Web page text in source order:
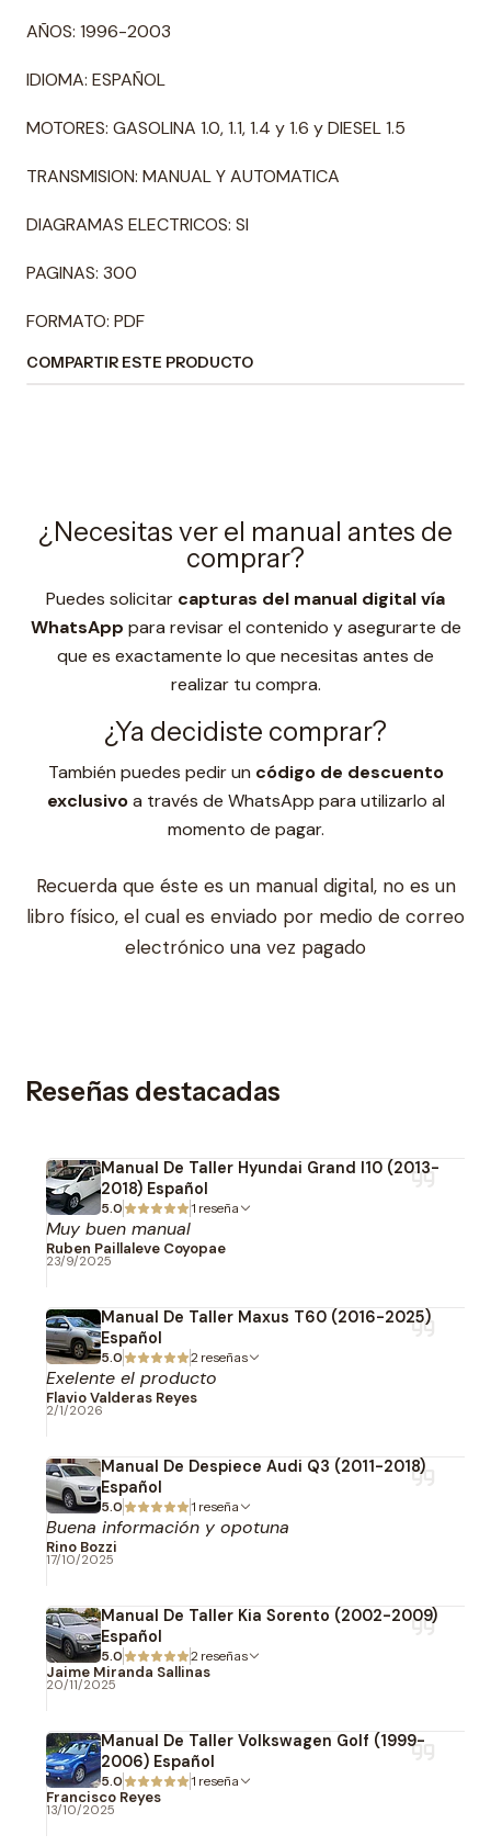
AÑOS: 1996-2003
IDIOMA: ESPAÑOL
MOTORES: GASOLINA 1.0, 1.1, 1.4 y 1.6 y DIESEL 1.5
TRANSMISION: MANUAL Y AUTOMATICA
DIAGRAMAS ELECTRICOS: SI
PAGINAS: 300
FORMATO: PDF
COMPARTIR ESTE PRODUCTO
¿Necesitas ver el manual antes de
comprar?
Puedes solicitar capturas del manual digital vía
WhatsApp para revisar el contenido y asegurarte de
que es exactamente lo que necesitas antes de
realizar tu compra.
¿Ya decidiste comprar?
También puedes pedir un código de descuento
exclusivoa través de WhatsApp para utilizarlo al
momento de pagar.
Recuerda que éste es un manual digital, no es un
libro físico, el cual es enviado por medio de correo
electrónico una vez pagado
Reseñas destacadas
Manual De Taller Hyundai Grand I10 (2013-
2018) Español
5.0 1 reseña
Muy buen manual
Ruben Paillaleve Coyopae
23/9/2025
Manual De Taller Maxus T60 (2016-2025)
Español
5.0 2 reseñas
Exelente el producto
Flavio Valderas Reyes
2/1/2026
Manual De Despiece Audi Q3 (2011-2018)
Español
5.0 1 reseña
Buena información y opotuna
Rino Bozzi
17/10/2025
Manual De Taller Kia Sorento (2002-2009)
Español
5.0 2 reseñas
Jaime Miranda Sallinas
20/11/2025
Manual De Taller Volkswagen Golf (1999-
2006) Español
5.0 1 reseña
Francisco Reyes
13/10/2025